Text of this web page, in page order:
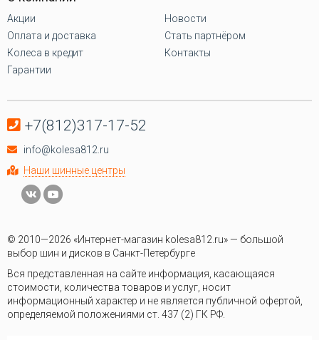
Акции
Оплата и доставка
Колеса в кредит
Гарантии
Новости
Стать партнёром
Контакты
+7(812)317-17-52
info@kolesa812.ru
Наши шинные центры
© 2010—2026 «Интернет-магазин kolesa812.ru» — большой
выбор шин и дисков в Санкт-Петербурге
Вся представленная на сайте информация, касающаяся
стоимости, количества товаров и услуг, носит
информационный характер и не является публичной офертой,
определяемой положениями ст. 437 (2) ГК РФ.